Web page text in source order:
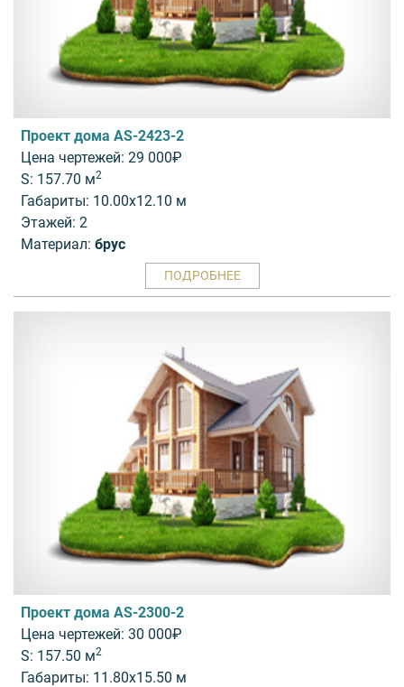
Проект дома AS-2423-2
Цена чертежей: 29 000₽
S: 157.70 м2
Габариты: 10.00x12.10 м
Этажей: 2
Материал: брус
ПОДРОБНЕЕ
Проект дома AS-2300-2
Цена чертежей: 30 000₽
S: 157.50 м2
Габариты: 11.80x15.50 м